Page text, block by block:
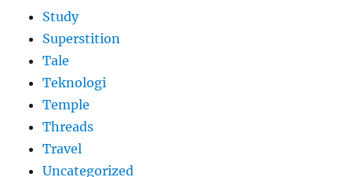
Study
Superstition
Tale
Teknologi
Temple
Threads
Travel
Uncategorized